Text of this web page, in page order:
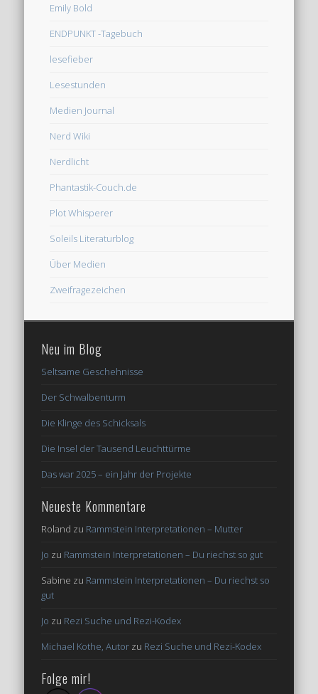
Emily Bold
ENDPUNKT -Tagebuch
lesefieber
Lesestunden
Medien Journal
Nerd Wiki
Nerdlicht
Phantastik-Couch.de
Plot Whisperer
Soleils Literaturblog
Über Medien
Zweifragezeichen
Neu im Blog
Seltsame Geschehnisse
Der Schwalbenturm
Die Klinge des Schicksals
Die Insel der Tausend Leuchttürme
Das war 2025 – ein Jahr der Projekte
Neueste Kommentare
Roland zu Rammstein Interpretationen – Mutter
Jo zu Rammstein Interpretationen – Du riechst so gut
Sabine zu Rammstein Interpretationen – Du riechst so
gut
Jo zu Rezi Suche und Rezi-Kodex
Michael Kothe, Autor zu Rezi Suche und Rezi-Kodex
Folge mir!